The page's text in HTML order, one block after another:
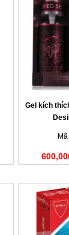
Gel kích